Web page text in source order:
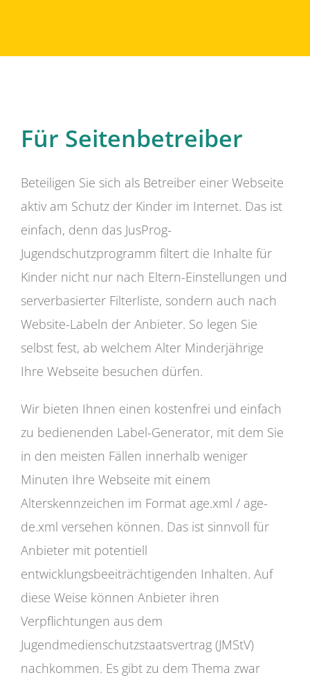
Für Seitenbetreiber
Beteiligen Sie sich als Betreiber einer Webseite
aktiv am Schutz der Kinder im Internet. Das ist
einfach, denn das JusProg-
Jugendschutzprogramm filtert die Inhalte für
Kinder nicht nur nach Eltern-Einstellungen und
serverbasierter Filterliste, sondern auch nach
Website-Labeln der Anbieter. So legen Sie
selbst fest, ab welchem Alter Minderjährige
Ihre Webseite besuchen dürfen.
Wir bieten Ihnen einen kostenfrei und einfach
zu bedienenden Label-Generator, mit dem Sie
in den meisten Fällen innerhalb weniger
Minuten Ihre Webseite mit einem
Alterskennzeichen im Format age.xml / age-
de.xml versehen können. Das ist sinnvoll für
Anbieter mit potentiell
entwicklungsbeeiträchtigenden Inhalten. Auf
diese Weise können Anbieter ihren
Verpflichtungen aus dem
Jugendmedienschutzstaatsvertrag (JMStV)
nachkommen. Es gibt zu dem Thema zwar